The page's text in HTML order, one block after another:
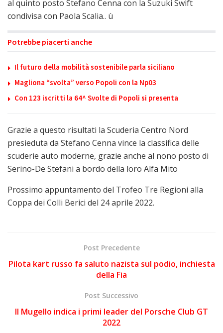
al quinto posto Stefano Cenna con la Suzuki Swift
condivisa con Paola Scalia.. ù
Potrebbe piacerti anche
Il futuro della mobilità sostenibile parla siciliano
Magliona “svolta” verso Popoli con la Np03
Con 123 iscritti la 64^ Svolte di Popoli si presenta
Grazie a questo risultati la Scuderia Centro Nord
presieduta da Stefano Cenna vince la classifica delle
scuderie auto moderne, grazie anche al nono posto di
Serino-De Stefani a bordo della loro Alfa Mito
Prossimo appuntamento del Trofeo Tre Regioni alla
Coppa dei Colli Berici del 24 aprile 2022.
Post Precedente
Pilota kart russo fa saluto nazista sul podio, inchiesta
della Fia
Post Successivo
Il Mugello indica i primi leader del Porsche Club GT
2022